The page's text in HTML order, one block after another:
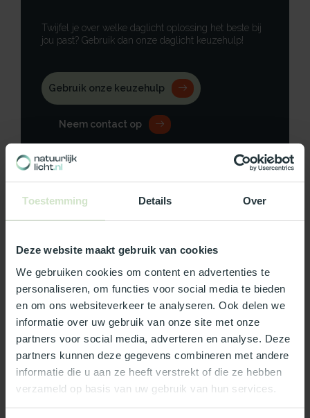
Toestemming Details Over
Deze website maakt gebruik van cookies
We gebruiken cookies om content en advertenties te
personaliseren, om functies voor social media te bieden
en om ons websiteverkeer te analyseren. Ook delen we
informatie over uw gebruik van onze site met onze
partners voor social media, adverteren en analyse. Deze
partners kunnen deze gegevens combineren met andere
informatie die u aan ze heeft verstrekt of die ze hebben
verzameld op basis van uw gebruik van hun services.
Twijfel je over welke daglicht oplossing het beste bij
jou past? Gebruik dan onze daglicht keuzehulp!
Gebruik onze keuzehulp
Neem contact op
Productomschrijving
Specificaties
Reviews
Wat ons écht bijzonder maakt:
Officieel Skylux dealer!
Gratis bezorging in Nederland, m.u.v. de Waddeneilanden
99% uit voorraad leverbaar
3-5 werkdagen levertijd